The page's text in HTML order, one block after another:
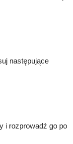
następujące
i rozprowadź go po